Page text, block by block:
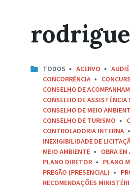
TODOS ACERVO
CONCORRÊNCIA
CONSELHO DE
CONSELHO DE ASSISTÊNCIA
CONSELHO DE MEIO
CONSELHO DE TURISMO
CONTROLADORIA INTERNA
INEXIGIBILIDADE DE
MEIO AMBIENTE
OBRA
PLANO DIRETOR
PLANO
PREGÃO (PRESENCIAL)
RECOMENDAÇÕES